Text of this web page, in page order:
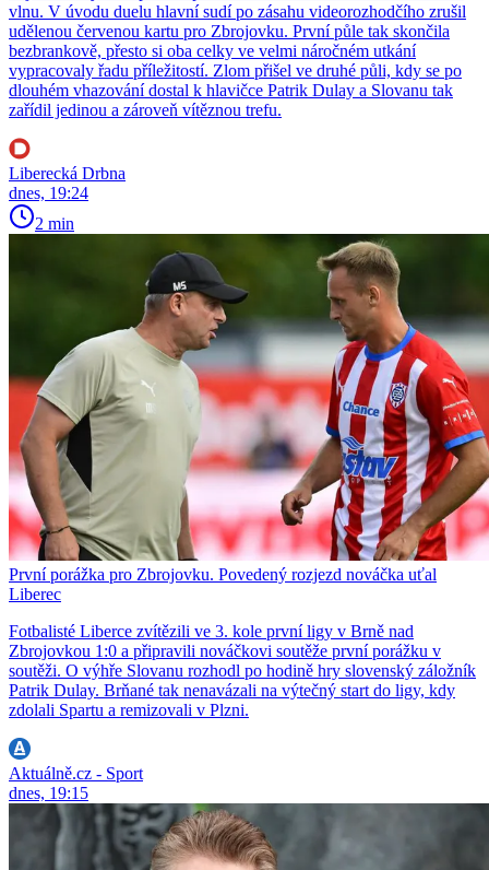
vlnu. V úvodu duelu hlavní sudí po zásahu videorozhodčího zrušil
udělenou červenou kartu pro Zbrojovku. První půle tak skončila
bezbrankově, přesto si oba celky ve velmi náročném utkání
vypracovaly řadu příležitostí. Zlom přišel ve druhé půli, kdy se po
dlouhém vhazování dostal k hlavičce Patrik Dulay a Slovanu tak
zařídil jedinou a zároveň vítěznou trefu.
Liberecká Drbna
dnes, 19:24
2 min
První porážka pro Zbrojovku. Povedený rozjezd nováčka uťal
Liberec
Fotbalisté Liberce zvítězili ve 3. kole první ligy v Brně nad
Zbrojovkou 1:0 a připravili nováčkovi soutěže první porážku v
soutěži. O výhře Slovanu rozhodl po hodině hry slovenský záložník
Patrik Dulay. Brňané tak nenavázali na výtečný start do ligy, kdy
zdolali Spartu a remizovali v Plzni.
Aktuálně.cz - Sport
dnes, 19:15